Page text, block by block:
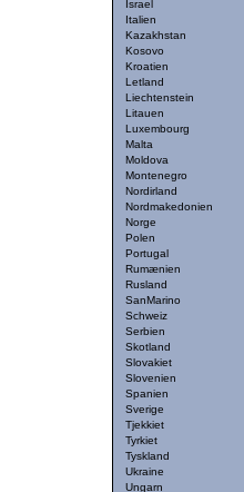
Israel
Italien
Kazakhstan
Kosovo
Kroatien
Letland
Liechtenstein
Litauen
Luxembourg
Malta
Moldova
Montenegro
Nordirland
Nordmakedonien
Norge
Polen
Portugal
Rumænien
Rusland
SanMarino
Schweiz
Serbien
Skotland
Slovakiet
Slovenien
Spanien
Sverige
Tjekkiet
Tyrkiet
Tyskland
Ukraine
Ungarn